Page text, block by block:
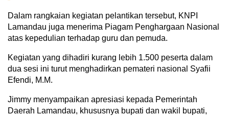
Dalam rangkaian kegiatan pelantikan tersebut, KNPI
Lamandau juga menerima Piagam Penghargaan Nasional
atas kepedulian terhadap guru dan pemuda.
Kegiatan yang dihadiri kurang lebih 1.500 peserta dalam
dua sesi ini turut menghadirkan pemateri nasional Syafii
Efendi, M.M.
Jimmy menyampaikan apresiasi kepada Pemerintah
Daerah Lamandau, khususnya bupati dan wakil bupati,